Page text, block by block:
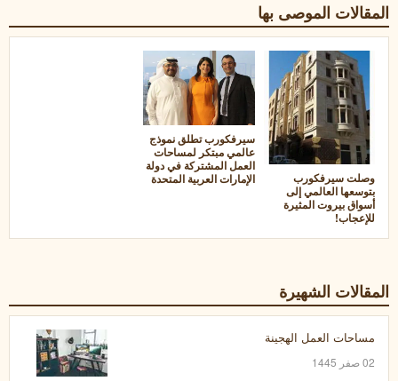
المقالات الموصى بها
وصلت سيرفكورب
بتوسعها العالمي إلى
أسواق بيروت المثيرة
للإعجاب!
سيرفكورب تطلق نموذج
عالمي مبتكر لمساحات
العمل المشتركة في دولة
الإمارات العربية المتحدة
المقالات الشهيرة
مساحات العمل الهجينة
02 صفر 1445